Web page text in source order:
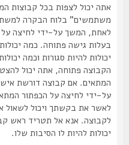
אתה יכול לצפות בכל קבוצות
משתמשים” בלוח הבקרה למשתמש
לאחת, המשך על-ידי לחיצה על
בעלות גישה פתוחה. כמה יכולות
יכולות להיות סגורות וכמה
הקבוצה פתוחה, אתה יכול להצטרף
המתאים. אם קבוצה דורשת אישור
על-ידי לחיצה על הכפתור
לאשר את בקשתך ויכול לשאול
לקבוצה. אנא אל תטריד ראש
יכולות להיות לו הסיבות שלו.